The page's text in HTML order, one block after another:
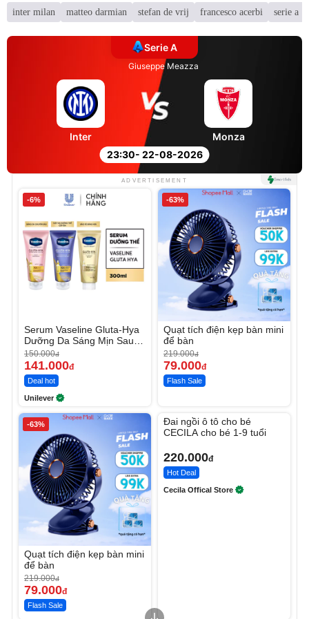
inter milan matteo darmian stefan de vrij francesco acerbi serie a
Serie A
Giuseppe Meazza
23:30- 22-08-2026
Inter Monza
ADVERTISEMENT
-6%
Serum Vaseline Gluta-Hya
Dưỡng Da Sáng Mịn Sau 7
Ngày
150.000đ
141.000đ
Deal hot
Unilever
-63%
Quạt tích điện kẹp bàn mini
để bàn
219.000đ
79.000đ
Flash Sale
-63%
Quạt tích điện kẹp bàn mini
để bàn
219.000đ
79.000đ
Flash Sale
Đai ngồi ô tô cho bé
CECILA cho bé 1-9 tuổi
220.000đ
Hot Deal
Cecila Offical Store